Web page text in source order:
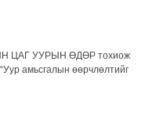
ЦАГ УУРЫН ӨДӨР тохиож
амьсгалын өөрчлөлтийг